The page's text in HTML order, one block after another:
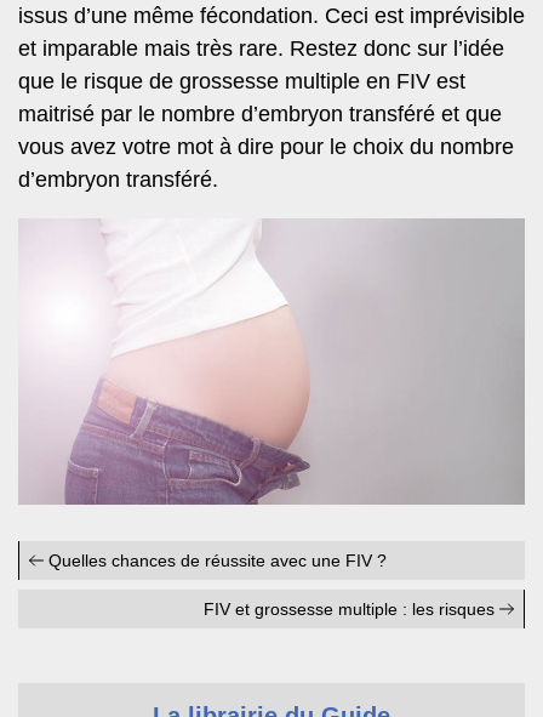
issus d’une même fécondation. Ceci est imprévisible
et imparable mais très rare. Restez donc sur l’idée
que le risque de grossesse multiple en FIV est
maitrisé par le nombre d’embryon transféré et que
vous avez votre mot à dire pour le choix du nombre
d’embryon transféré.
Quelles chances de réussite avec une FIV ?
FIV et grossesse multiple : les risques